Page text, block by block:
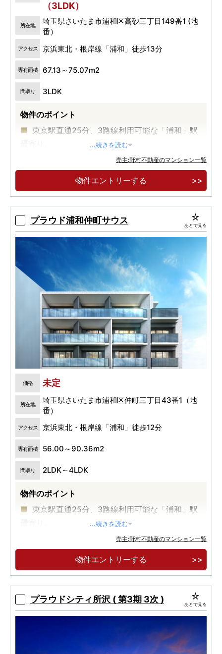
（3LDK）
所在地
埼玉県さいたま市浦和区高砂三丁目149番1 (地
番）
アクセス 京浜東北・根岸線「浦和」徒歩13分
専有面積 67.13～75.07m2
間取り 3LDK
物件のポイント
東京駅直通25分、3路線利用可能な「浦和」駅
埼玉県庁など、官公庁が集積する「高砂」エリ
ア。
全戸3LDK、南西角地×南向き中心の開放感あふ
...続きを読む
売主:野村不動産のマンション一覧
物件エントリーする
プラウド浦和仲町サウス あとで見る
価格 未定
所在地
埼玉県さいたま市浦和区仲町三丁目43番1（地
番）
アクセス 京浜東北・根岸線「浦和」徒歩12分
専有面積 56.00～90.36m2
間取り 2LDK～4LDK
物件のポイント
東京駅直通25分、3路線利用可能な「浦和」駅
住宅街の穏やかさ、商業エリアの利便性を備え
た「仲町」エリア。
...続きを読む
売主:野村不動産のマンション一覧
物件エントリーする
プラウドシティ所沢 ( 第3期 3次 ) あとで見る